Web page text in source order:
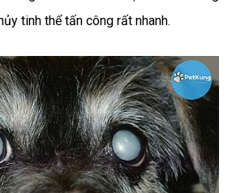
tinh thể tấn công rất nhanh.